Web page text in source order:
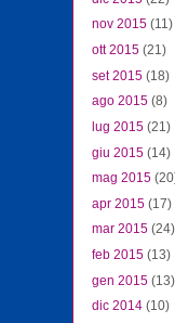
nov 2015 (11)
ott 2015 (21)
set 2015 (18)
ago 2015 (8)
lug 2015 (21)
giu 2015 (14)
mag 2015
apr 2015 (17)
mar 2015 (24)
feb 2015 (13)
gen 2015 (13)
dic 2014 (10)